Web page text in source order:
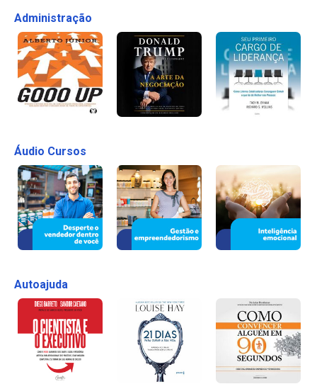
Administração
Áudio Cursos
Autoajuda